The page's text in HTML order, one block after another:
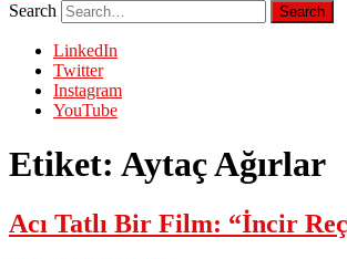
Search
LinkedIn
Twitter
Instagram
YouTube
Etiket: Aytaç Ağırlar
Acı Tatlı Bir Film: “İncir